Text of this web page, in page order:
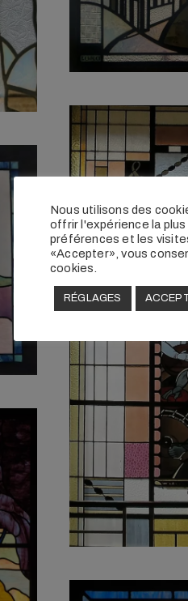
Nous utilisons des
offrir l'expérience la
préférences et les
«Accepter», vous
cookies.
RÉGLAGES